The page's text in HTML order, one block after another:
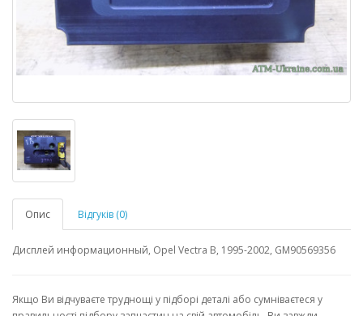
Опис Відгуків (0)
Дисплей информационный, Opel Vectra B, 1995-2002, GM90569356
Якщо Ви відчуваєте труднощі у підборі деталі або сумніваєтеся у